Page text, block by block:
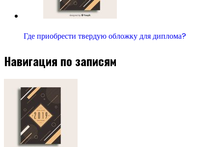
Где приобрести твердую обложку для диплома?
Навигация по записям